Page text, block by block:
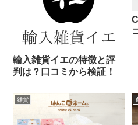
輸入雑貨イエの特徴と評
判は？口コミから検証！
雑貨